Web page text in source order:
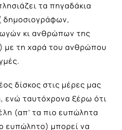
τα πηγαδάκια
δημοσιογράφων,
κι ανθρώπων της
με τη χαρά του ανθρώπου
δίσκος στις μέρες μας
ενώ ταυτόχρονα ξέρω ότι
(απ’ τα πιο ευπώλητα
ευπώλητο) μπορεί να